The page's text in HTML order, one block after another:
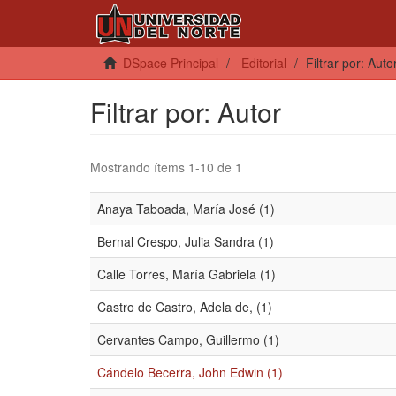
DSpace Principal Editorial Filtrar por:
Filtrar por: Autor
Mostrando ítems 1-10 de 1
Anaya Taboada, María José (1)
Bernal Crespo, Julia Sandra (1)
Calle Torres, María Gabriela (1)
Castro de Castro, Adela de, (1)
Cervantes Campo, Guillermo (1)
Cándelo Becerra, John Edwin (1)